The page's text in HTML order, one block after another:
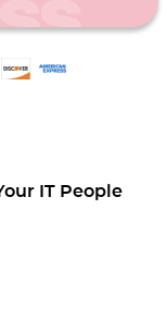
IT People